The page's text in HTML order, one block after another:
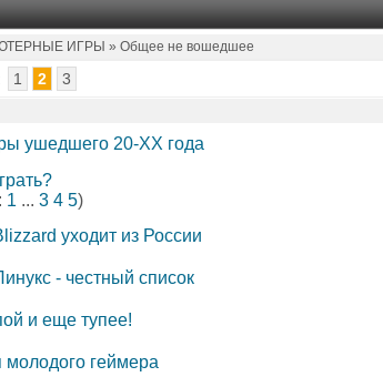
ИГРЫ » Общее не вошедшее
1 2
3
ушедшего 20-XX года
1 ... 3 4 5)
уходит из России
- честный список
и еще тупее!
геймера